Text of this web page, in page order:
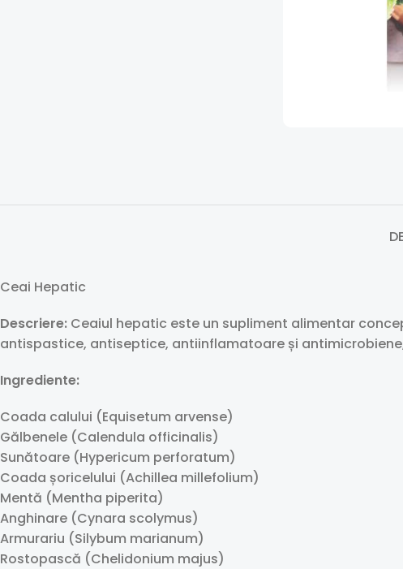
Ceai Hepatic
Descriere: Ceaiul hepatic este un supliment alimentar
antispastice, antiseptice, antiinflamatoare și
Ingrediente:
Coada calului (Equisetum arvense)
Gălbenele (Calendula officinalis)
Sunătoare (Hypericum perforatum)
Coada șoricelului (Achillea millefolium)
Mentă (Mentha piperita)
Anghinare (Cynara scolymus)
Armurariu (Silybum marianum)
Rostopască (Chelidonium majus)